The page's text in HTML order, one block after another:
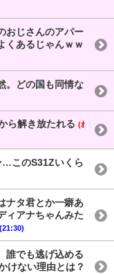
おじさんのアパー
くあるじゃんｗｗ
。どの国も同情な
ら解き放たれる (ｵ
…このS31Zいくら
ナタ君とか一癖あ
ィアナちゃんみた
(21:30)
誰でも逃げ込める
けない理由とは？